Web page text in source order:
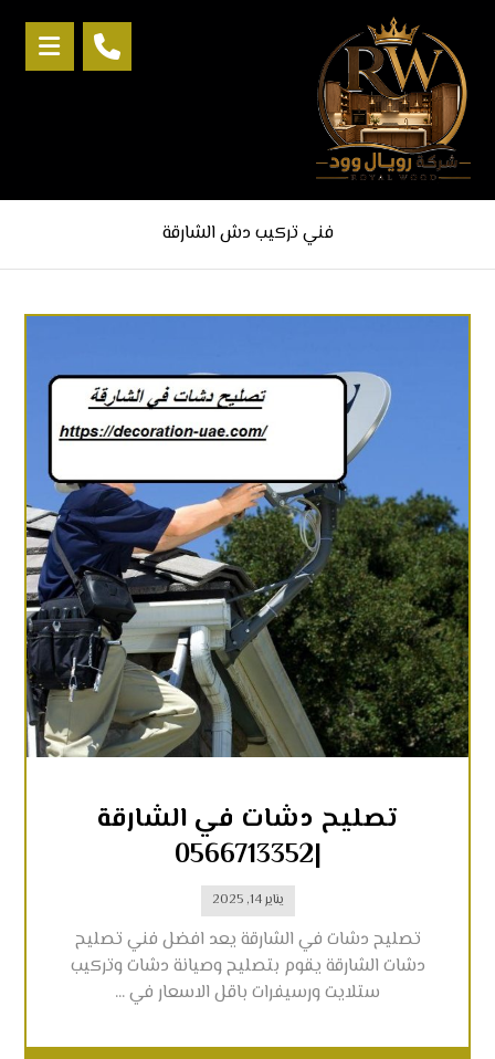
فني تركيب دش الشارقة
تصليح دشات في الشارقة
|0566713352
يناير 14, 2025
تصليح دشات في الشارقة يعد افضل فني تصليح
دشات الشارقة يقوم بتصليح وصيانة دشات وتركيب
ستلايت ورسيفرات باقل الاسعار في ...